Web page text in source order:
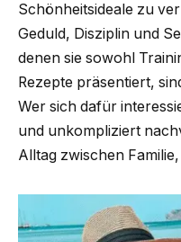
Schönheitsideale zu
Geduld, Disziplin und
denen sie sowohl
Rezepte präsentiert,
Wer sich dafür
und unkompliziert
Alltag zwischen